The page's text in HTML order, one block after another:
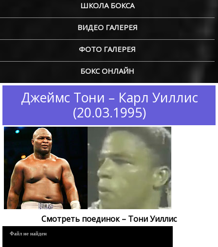
ШКОЛА БОКСА
ВИДЕО ГАЛЕРЕЯ
ФОТО ГАЛЕРЕЯ
БОКС ОНЛАЙН
Джеймс Тони – Карл Уиллис
(20.03.1995)
Смотреть поединок – Тони Уиллис
Файл не найден